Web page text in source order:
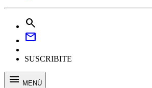
search
mail
SUSCRIBITE
menu MENÚ